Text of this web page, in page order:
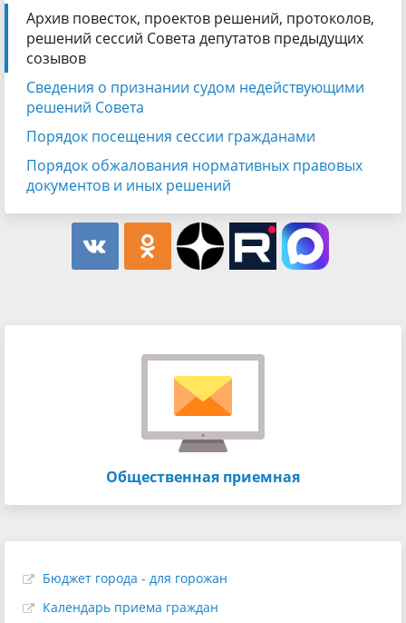
Архив повесток, проектов решений, протоколов,
решений сессий Совета депутатов предыдущих
созывов
Сведения о признании судом недействующими
решений Совета
Порядок посещения сессии гражданами
Порядок обжалования нормативных правовых
документов и иных решений
Общественная приемная
Бюджет города - для горожан
Календарь приема граждан